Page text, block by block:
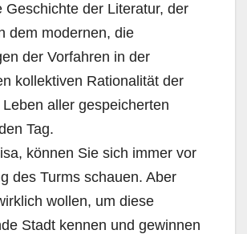
Geschichte der Literatur, der
dem modernen, die
der Vorfahren in der
kollektiven Rationalität der
aller gespeicherten
Tag.
können Sie sich immer vor
des Turms schauen. Aber
wollen, um diese
Stadt kennen und gewinnen